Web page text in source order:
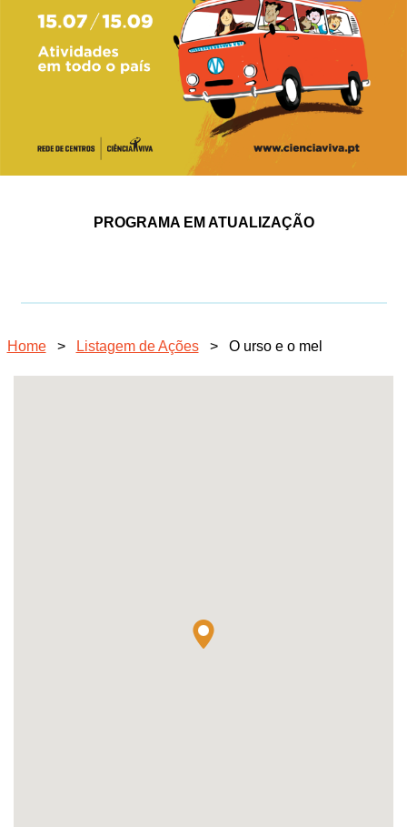
PROGRAMA EM ATUALIZAÇÃO
Home > Listagem de Ações > O urso e o mel